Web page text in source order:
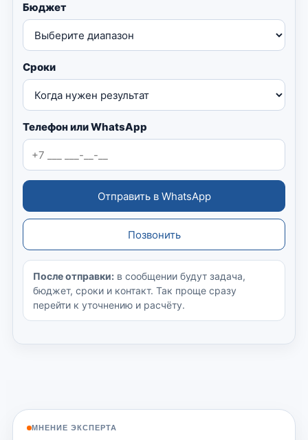
Бюджет
Сроки
Телефон или WhatsApp
Отправить в WhatsApp
Позвонить
После отправки: в сообщении будут задача,
бюджет, сроки и контакт. Так проще сразу
перейти к уточнению и расчёту.
МНЕНИЕ ЭКСПЕРТА